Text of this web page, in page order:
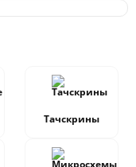
Тачскрины